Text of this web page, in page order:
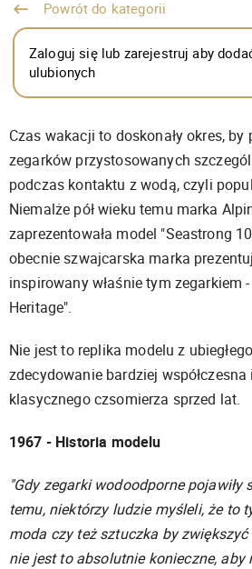
Powrót do kategorii
Zaloguj się lub zarejestruj aby
ulubionych
Czas wakacji to doskonały okres,
zegarków przystosowanych
podczas kontaktu z wodą, czyli
Niemalże pół wieku temu marka
zaprezentowała model "Seastrong
obecnie szwajcarska marka
inspirowany właśnie tym zegarkiem
Heritage".
Nie jest to replika modelu z
zdecydowanie bardziej
klasycznego czsomierza sprzed lat.
1967 - Historia modelu
"Gdy zegarki wodoodporne pojawiły
temu, niektórzy ludzie myśleli, że to
moda czy też sztuczka by
nie jest to absolutnie konieczne, aby